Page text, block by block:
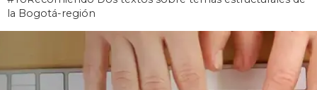
la Bogotá-región